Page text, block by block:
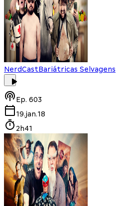
NerdCastBariátricas Selvagens
Ep. 603
19.jan.18
2h41